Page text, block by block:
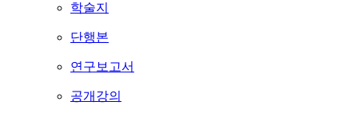
학술지
단행본
연구보고서
공개강의